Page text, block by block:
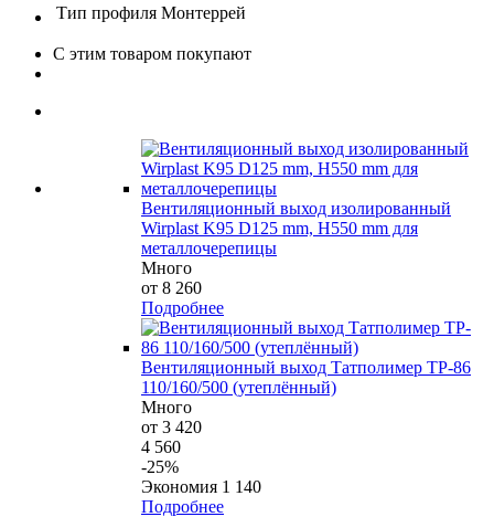
Тип профиля Монтеррей
С этим товаром покупают
Вентиляционный выход изолированный
Wirplast K95 D125 mm, H550 mm для
металлочерепицы
Много
от 8 260
Подробнее
Вентиляционный выход Татполимер TP-86
110/160/500 (утеплённый)
Много
от 3 420
4 560
-25%
Экономия 1 140
Подробнее